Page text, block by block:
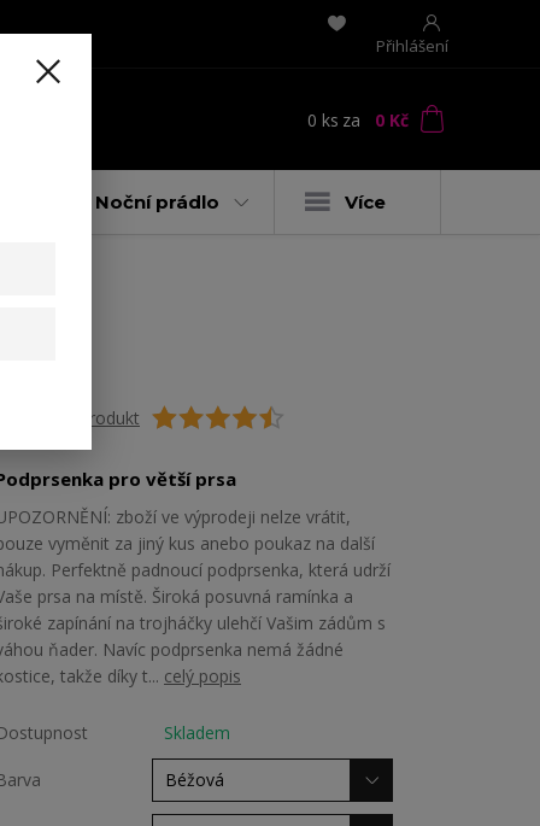
Přihlášení
0 ks za 0 Kč
Noční prádlo Více
produkt
pro větší prsa
zboží ve výprodeji nelze vrátit,
vyměnit za jiný kus anebo poukaz na další
Perfektně padnoucí podprsenka, která udrží
prsa na místě. Široká posuvná ramínka a
zapínání na trojháčky ulehčí Vašim zádům s
ňader. Navíc podprsenka nemá žádné
takže díky t... celý popis
Skladem